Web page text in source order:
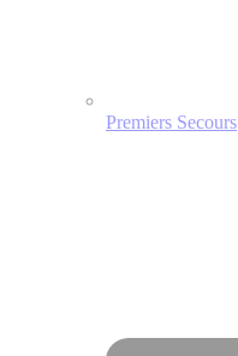
Premiers Secours